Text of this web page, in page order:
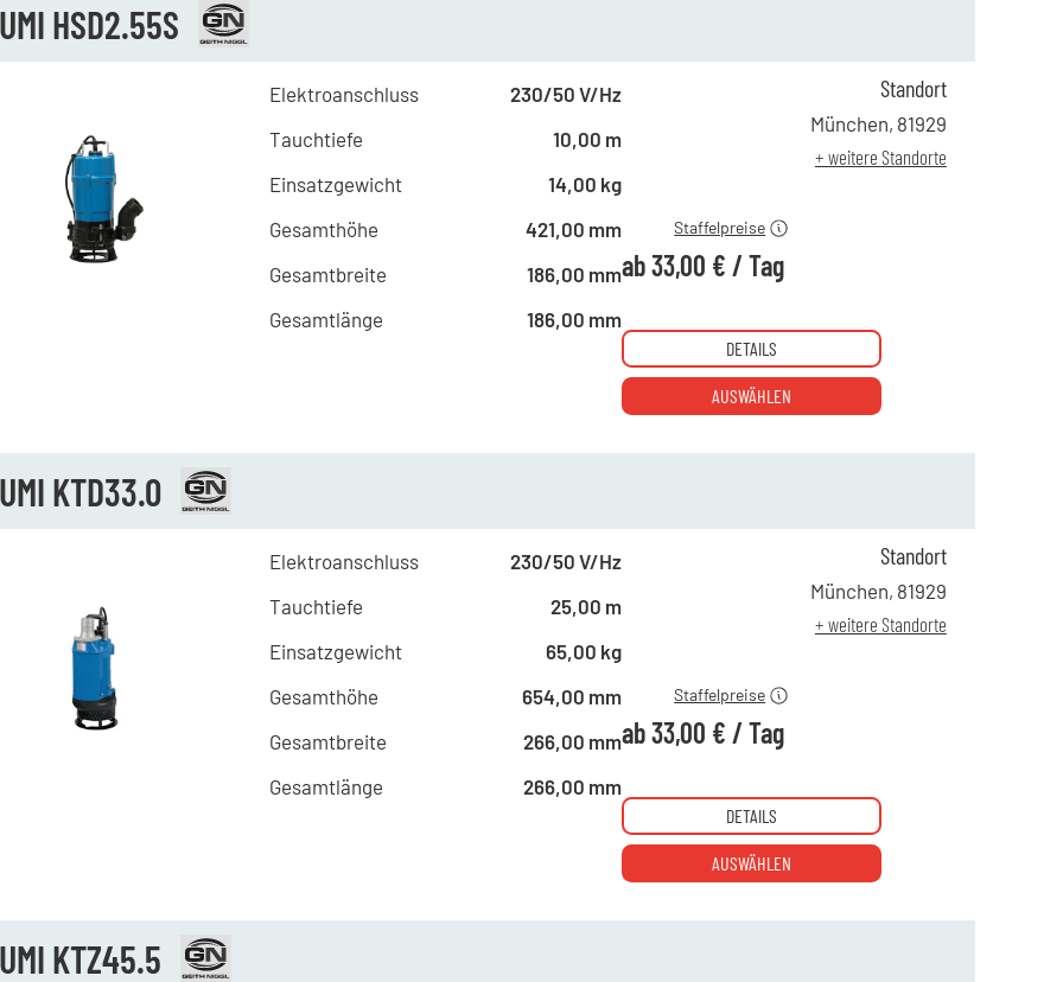
HSD2.55S
Elektroanschluss
230/50 V/Hz
Tauchtiefe
10,00 m
Einsatzgewicht
14,00 kg
Gesamthöhe
421,00 mm
Gesamtbreite
186,00 mm
Gesamtlänge
186,00 mm
ab 4 Tagen
ab 10 Tagen
Staffelpreise
ab33,00 € /Tag
Standort
München, 81929
+ weitere Standorte
DETAILS
AUSWÄHLEN
KTD33.0
Elektroanschluss
230/50 V/Hz
Tauchtiefe
25,00 m
Einsatzgewicht
65,00 kg
Gesamthöhe
654,00 mm
Gesamtbreite
266,00 mm
Gesamtlänge
266,00 mm
ab 4 Tagen
ab 10 Tagen
Staffelpreise
ab33,00 € /Tag
Standort
München, 81929
+ weitere Standorte
DETAILS
AUSWÄHLEN
KTZ45.5